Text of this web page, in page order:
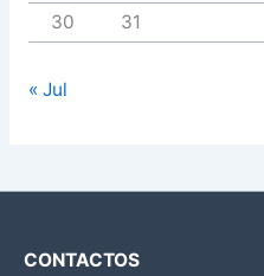
30
31
« Jul
CONTACTOS